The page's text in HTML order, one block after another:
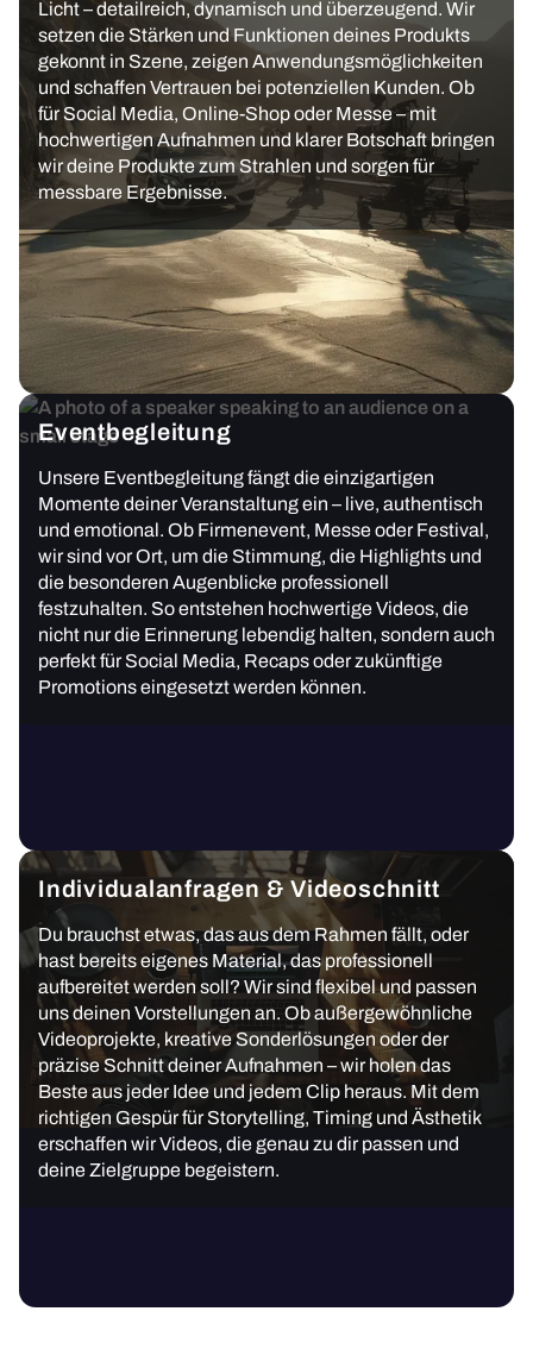
Licht – detailreich, dynamisch und überzeugend. Wir
setzen die Stärken und Funktionen deines Produkts
gekonnt in Szene, zeigen Anwendungsmöglichkeiten
und schaffen Vertrauen bei potenziellen Kunden. Ob
für Social Media, Online-Shop oder Messe – mit
hochwertigen Aufnahmen und klarer Botschaft bringen
wir deine Produkte zum Strahlen und sorgen für
messbare Ergebnisse.
Eventbegleitung
Unsere Eventbegleitung fängt die einzigartigen
Momente deiner Veranstaltung ein – live, authentisch
und emotional. Ob Firmenevent, Messe oder Festival,
wir sind vor Ort, um die Stimmung, die Highlights und
die besonderen Augenblicke professionell
festzuhalten. So entstehen hochwertige Videos, die
nicht nur die Erinnerung lebendig halten, sondern auch
perfekt für Social Media, Recaps oder zukünftige
Promotions eingesetzt werden können.
Individualanfragen & Videoschnitt
Du brauchst etwas, das aus dem Rahmen fällt, oder
hast bereits eigenes Material, das professionell
aufbereitet werden soll? Wir sind flexibel und passen
uns deinen Vorstellungen an. Ob außergewöhnliche
Videoprojekte, kreative Sonderlösungen oder der
präzise Schnitt deiner Aufnahmen – wir holen das
Beste aus jeder Idee und jedem Clip heraus. Mit dem
richtigen Gespür für Storytelling, Timing und Ästhetik
erschaffen wir Videos, die genau zu dir passen und
deine Zielgruppe begeistern.